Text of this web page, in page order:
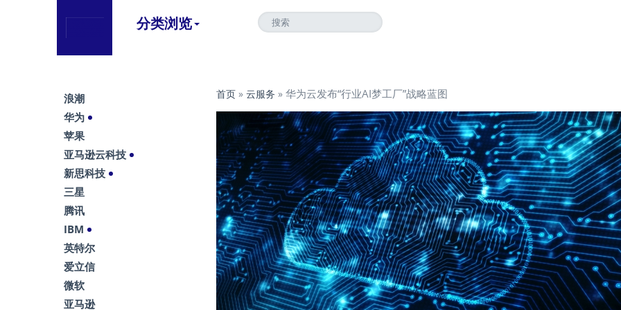
分类浏览
首页 » 云服务 » 华为云发布“行业AI梦工厂”战略蓝图
浪潮
华为
苹果
亚马逊云科技
新思科技
三星
腾讯
IBM
英特尔
爱立信
微软
亚马逊